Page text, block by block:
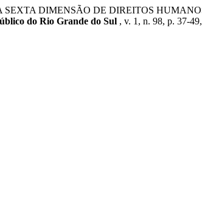
SEXTA DIMENSÃO DE DIREITOS
do Rio Grande do Sul , v. 1, n. 98, p. 37-